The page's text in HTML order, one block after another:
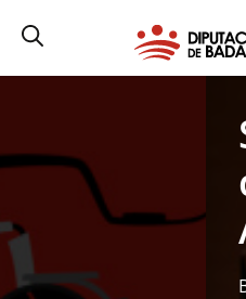
de Vías y
Badajoz del 16 al 18 de